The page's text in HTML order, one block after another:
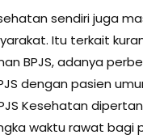
sendiri juga
Itu terkait
BPJS, adanya
dengan pasien
Kesehatan
waktu rawat bagi